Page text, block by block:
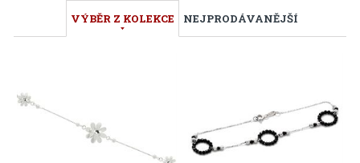
VÝBĚR Z KOLEKCE NEJPRODÁVANĚJŠÍ